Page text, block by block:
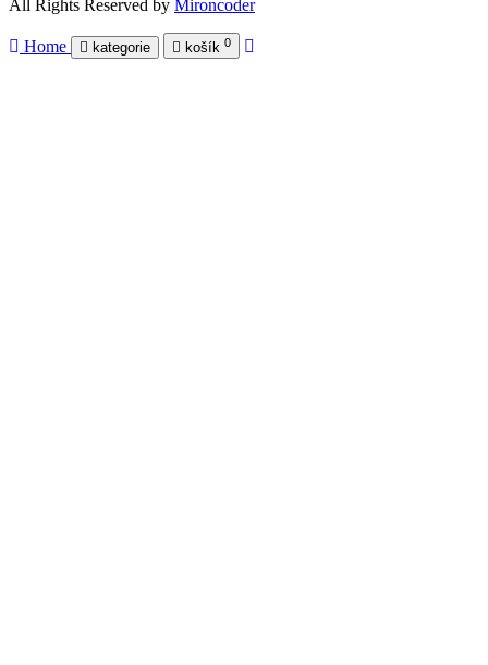
All Rights Reserved by Mironcoder
Home kategorie košík 0